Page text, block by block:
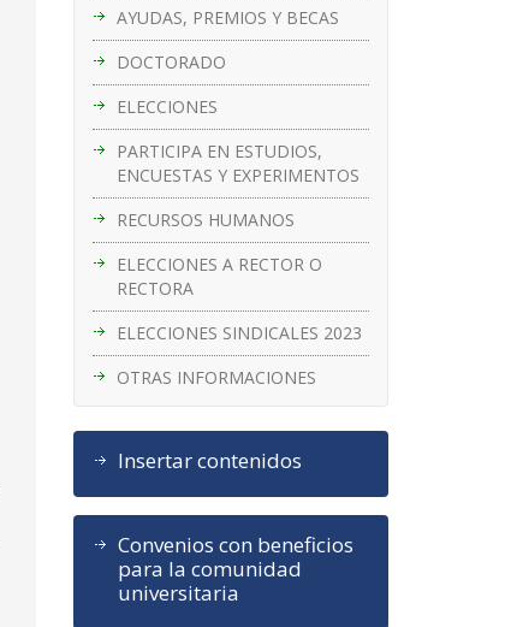
AYUDAS, PREMIOS Y BECAS
DOCTORADO
ELECCIONES
PARTICIPA EN ESTUDIOS,
ENCUESTAS Y EXPERIMENTOS
RECURSOS HUMANOS
ELECCIONES A RECTOR O
RECTORA
ELECCIONES SINDICALES 2023
OTRAS INFORMACIONES
Insertar contenidos
Convenios con beneficios
para la comunidad
universitaria